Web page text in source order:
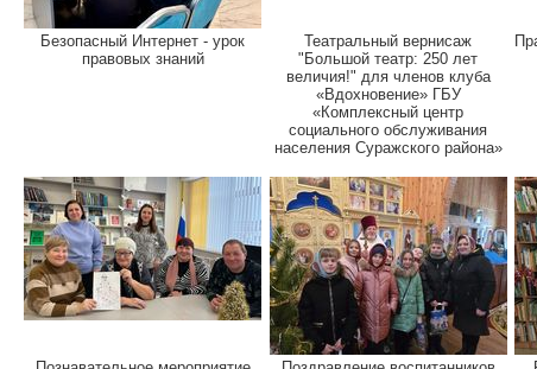
Безопасный Интернет - урок
правовых знаний
Театральный вернисаж
"Большой театр: 250 лет
величия!" для членов клуба
«Вдохновение» ГБУ
«Комплексный центр
социального обслуживания
населения Суражского района»